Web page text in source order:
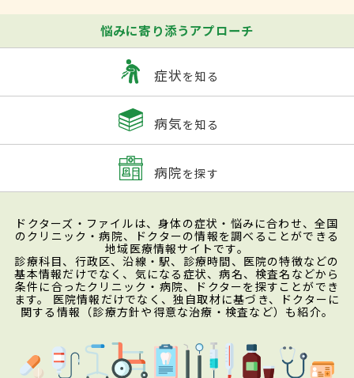
悩みに寄り添うアプローチ
症状を知る
病気を知る
病院を探す
ドクターズ・ファイルは、身体の症状・悩みに合わせ、全国
のクリニック・病院、ドクターの情報を調べることができる
地域医療情報サイトです。
診療科目、行政区、沿線・駅、診療時間、医院の特徴などの
基本情報だけでなく、気になる症状、病名、検査名などから
条件に合ったクリニック・病院、ドクターを探すことができ
ます。 医院情報だけでなく、独自取材に基づき、ドクターに
関する情報（診療方針や得意な治療・検査など）も紹介。